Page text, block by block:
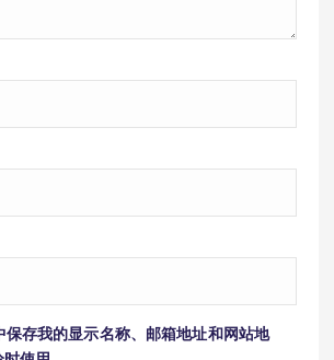
保存我的显示名称、邮箱地址和网站地